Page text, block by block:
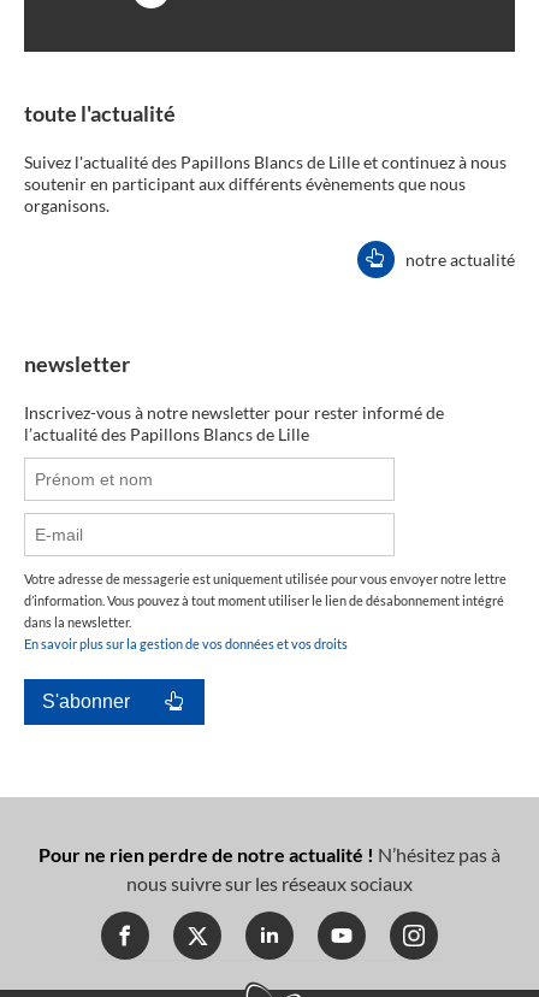
toute l'actualité
Suivez l'actualité des Papillons Blancs de Lille et continuez à nous
soutenir en participant aux différents évènements que nous
organisons.
notre actualité
newsletter
Inscrivez-vous à notre newsletter pour rester informé de
l’actualité des Papillons Blancs de Lille
Votre adresse de messagerie est uniquement utilisée pour vous envoyer notre lettre
d’information. Vous pouvez à tout moment utiliser le lien de désabonnement intégré
dans la newsletter.
En savoir plus sur la gestion de vos données et vos droits
Pour ne rien perdre de notre actualité ! N’hésitez pas à
nous suivre sur les réseaux sociaux